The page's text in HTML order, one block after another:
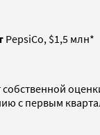
PepsiCo, $1,5 млн*
собственной
с первым